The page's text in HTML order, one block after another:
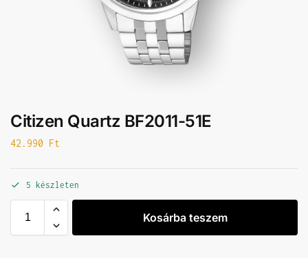
Citizen Quartz BF2011-51E
42.990 Ft
5 készleten
Kosárba teszem